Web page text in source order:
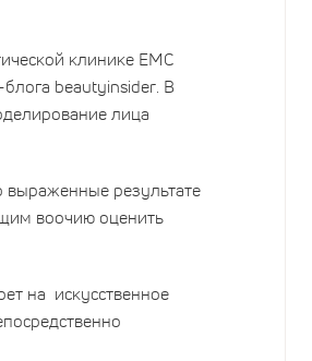
клинике EMC
beautyinsider. В
лица
выраженные результате
воочию оценить
на искусственное